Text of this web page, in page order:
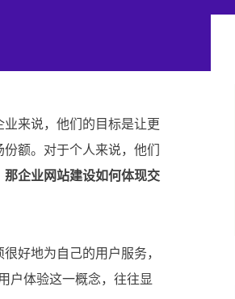
来说，他们的目标是让更
额。对于个人来说，他们
那企业网站建设如何体现交
好地为自己的用户服务，
户体验这一概念，往往显